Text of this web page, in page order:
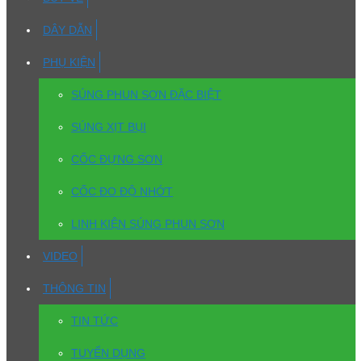
DÂY DẪN
PHỤ KIỆN
SÚNG PHUN SƠN ĐẶC BIỆT
SÚNG XỊT BỤI
CỐC ĐỰNG SƠN
CỐC ĐO ĐỘ NHỚT
LINH KIỆN SÚNG PHUN SƠN
VIDEO
THÔNG TIN
TIN TỨC
TUYỂN DỤNG